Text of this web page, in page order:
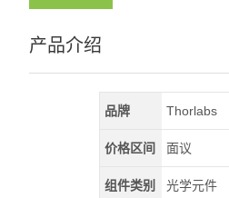
产品介绍
品牌 Thorlabs
价格区间 面议
组件类别 光学元件